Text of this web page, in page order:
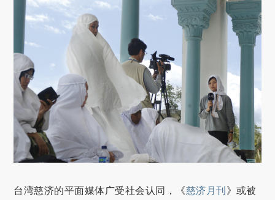
台湾慈济的平面媒体广受社会认同，《慈济月刊》或被